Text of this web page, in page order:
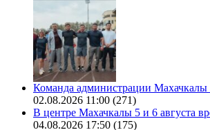
Команда администрации Махачкалы
02.08.2026 11:00 (271)
В центре Махачкалы 5 и 6 августа
04.08.2026 17:50 (175)